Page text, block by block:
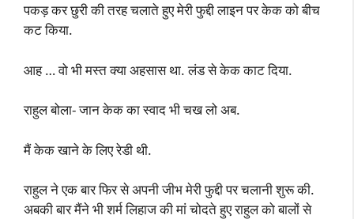
पकड़ कर छुरी की तरह चलाते हुए मेरी फुद्दी लाइन पर केक को बीच
कट किया.
आह … वो भी मस्त क्या अहसास था. लंड से केक काट दिया.
राहुल बोला- जान केक का स्वाद भी चख लो अब.
मैं केक खाने के लिए रेडी थी.
राहुल ने एक बार फिर से अपनी जीभ मेरी फुद्दी पर चलानी शुरू की.
अबकी बार मैंने भी शर्म लिहाज की मां चोदते हुए राहुल को बालों से